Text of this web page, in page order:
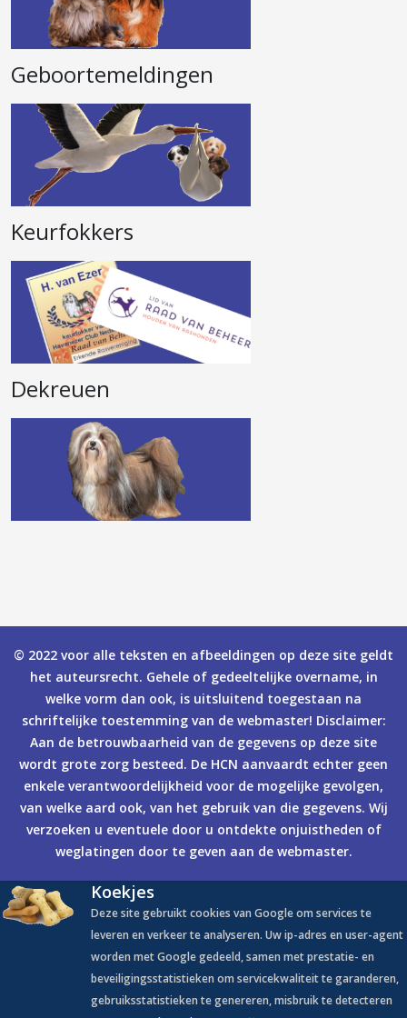
Geboortemeldingen
Keurfokkers
Dekreuen
© 2022 voor alle teksten en afbeeldingen op deze site geldt
het auteursrecht. Gehele of gedeeltelijke overname, in
welke vorm dan ook, is uitsluitend toegestaan na
schriftelijke toestemming van de webmaster! Disclaimer:
Aan de betrouwbaarheid van de gegevens op deze site
wordt grote zorg besteed. De HCN aanvaardt echter geen
enkele verantwoordelijkheid voor de mogelijke gevolgen,
van welke aard ook, van het gebruik van die gegevens. Wij
verzoeken u eventuele door u ontdekte onjuistheden of
weglatingen door te geven aan de webmaster.
Koekjes
Deze site gebruikt cookies van Google om services te
leveren en verkeer te analyseren. Uw ip-adres en user-agent
worden met Google gedeeld, samen met prestatie- en
beveiligingsstatistieken om servicekwaliteit te garanderen,
gebruiksstatistieken te genereren, misbruik te detecteren